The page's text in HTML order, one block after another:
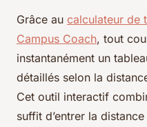
Grâce au calculateur de
Campus Coach, tout
instantanément un
détaillés selon la
Cet outil interactif
suffit d’entrer la